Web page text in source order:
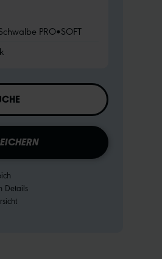
PRO•SOFT
Details